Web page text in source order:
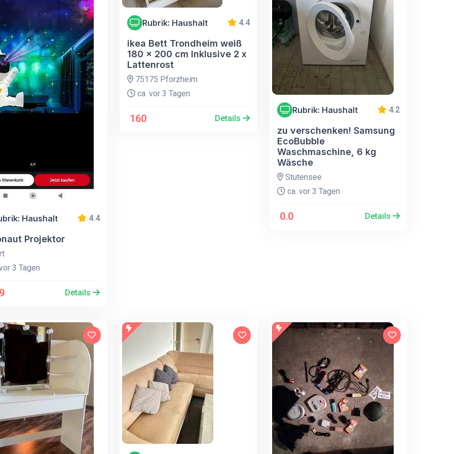
Haushalt 4.4
Projektor
3 Tagen
Details
Rubrik: Haushalt 4.4
ikea Bett Trondheim weiß
180 x 200 cm Inklusive 2 x
Lattenrost
75175 Pforzheim
ca. vor 3 Tagen
160 Details
Rubrik: Haushalt 4.2
zu verschenken! Samsung
EcoBubble
Waschmaschine, 6 kg
Wäsche
Stutensee
ca. vor 3 Tagen
0.0 Details